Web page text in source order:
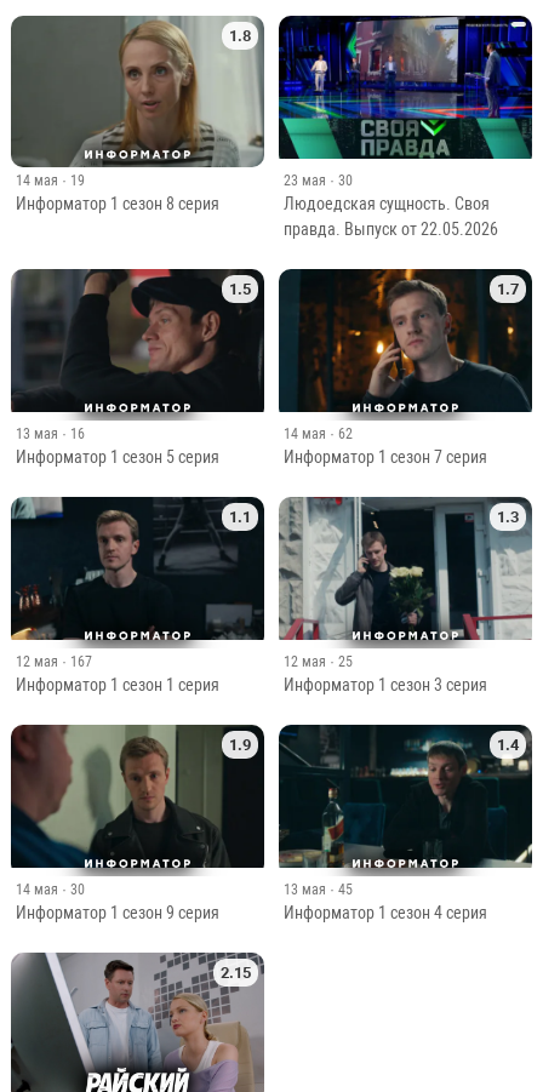
1.8
14 мая · 19
Информатор 1 сезон 8 серия
23 мая · 30
Людоедская сущность. Своя
правда. Выпуск от 22.05.2026
1.5
13 мая · 16
Информатор 1 сезон 5 серия
1.7
14 мая · 62
Информатор 1 сезон 7 серия
1.1
12 мая · 167
Информатор 1 сезон 1 серия
1.3
12 мая · 25
Информатор 1 сезон 3 серия
1.9
14 мая · 30
Информатор 1 сезон 9 серия
1.4
13 мая · 45
Информатор 1 сезон 4 серия
2.15